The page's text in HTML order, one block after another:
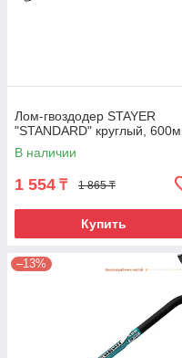
Лом-гвоздодер STAYER
"STANDARD" круглый,
В наличии
1 554 ₸ 1 865 ₸
Купить
–13%